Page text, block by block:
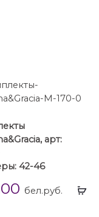
арт:
42-46
бел.руб.